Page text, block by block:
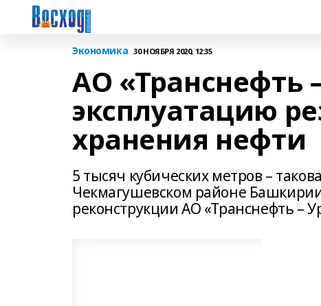
Экономика 30 НОЯБРЯ 2020, 12:35
АО «Транснефть
эксплуатацию
хранения нефти
5 тысяч кубических метров –
Чекмагушевском районе
реконструкции АО «Транснефть –